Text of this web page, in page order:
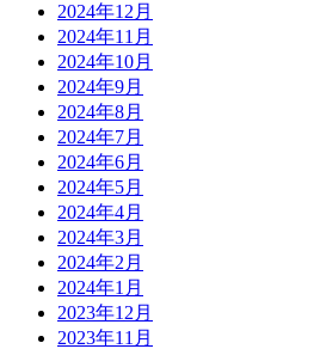
2024年12月
2024年11月
2024年10月
2024年9月
2024年8月
2024年7月
2024年6月
2024年5月
2024年4月
2024年3月
2024年2月
2024年1月
2023年12月
2023年11月